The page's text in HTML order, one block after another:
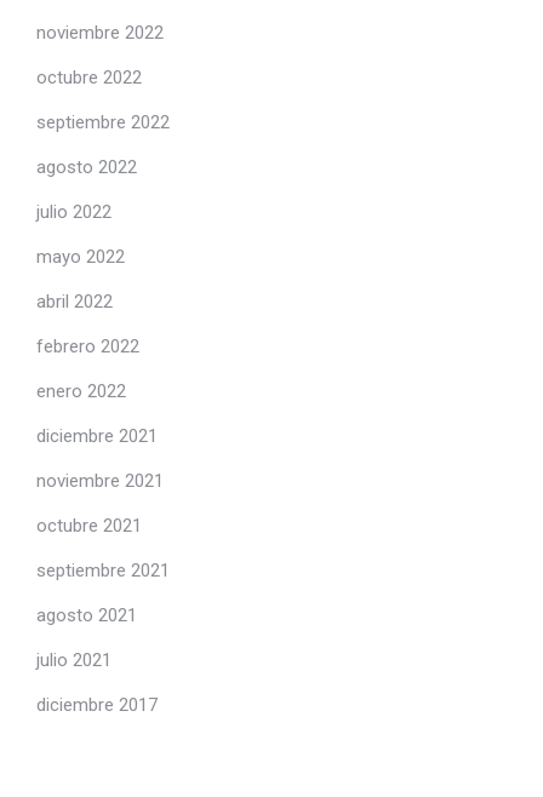
noviembre 2022
octubre 2022
septiembre 2022
agosto 2022
julio 2022
mayo 2022
abril 2022
febrero 2022
enero 2022
diciembre 2021
noviembre 2021
octubre 2021
septiembre 2021
agosto 2021
julio 2021
diciembre 2017